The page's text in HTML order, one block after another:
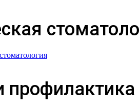
профилактика